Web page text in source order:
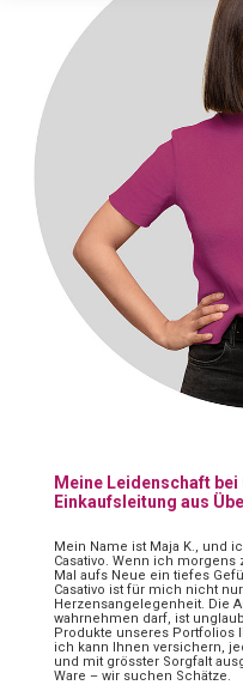
Meine Leidenschaft bei
Einkaufsleitung aus
Mein Name ist Maja K., und
Casativo. Wenn ich
Mal aufs Neue ein tiefes
Casativo ist für mich nicht
Herzensangelegenheit. Die
wahrnehmen darf, ist
Produkte unseres Portfolios
ich kann Ihnen versichern,
und mit grösster Sorgfalt
Ware – wir suchen Schätze.